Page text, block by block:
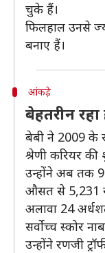
चुके हैं।
फिलहाल उनसे
बनाए हैं।
आंकड़े
बेहतरीन
बेबी ने 2009 के
श्रेणी करियर
उन्होंने अब तक
औसत से 5,231
अलावा 24
सर्वोच्च स्कोर
उन्होंने रणजी